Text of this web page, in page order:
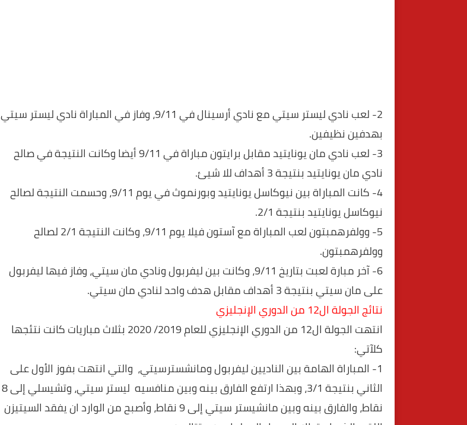
2- لعب نادي ليستر سيتي مع نادي أرسينال في 9/11، وفاز في المباراة نادي ليستر سيتي
بهدفين نظيفين.
3- لعب نادي مان يونايتيد مقابل برايتون مباراة في 9/11 أيضا وكانت النتيجة في صالح
نادي مان يونايتيد بنتيجة 3 أهداف للا شيئ.
4- كانت المباراة بين نيوكاسل يونايتيد وبورنموث في يوم 9/11، وحسمت النتيجة لصالح
نيوكاسل يونايتيد بنتيجة 2/1.
5- وولفرهمبتون لعب المباراة مع آستون فيلا يوم 9/11، وكانت النتيجة 2/1 لصالح
وولفرهمبتون.
6- آخر مبارة لعبت بتاريخ 9/11، وكانت بين ليفربول ونادي مان سيتي، وفاز فيها ليفربول
على مان سيتي بنتيجة 3 أهداف مقابل هدف واحد لنادي مان سيتي.
نتائج الجولة ال12 من الدوري الإنجليزي
انتهت الجولة ال12 من الدوري الإنجليزي للعام 2019/ 2020 بثلاث مباريات كانت نتئجها
كلآتي:
1- المباراة الهامة بين الناديين ليفربول ومانشسترسيتي، والتي انتهت بفوز الأول على
الثاني بنتيجة 3/1، وبهذا ارتفع الفارق بينه وبين منافسيه ليستر سيتي، وتشيسلي إلى 8
نقاط، والفارق بينه وبين مانشيستر سيتي إلى 9 نقاط، وأصبح من الوارد ان يفقد السيتيزن